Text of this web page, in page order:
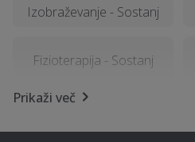
Izobraževanje - Sostanj
Fizioterapija - Sostanj
Prikaži več